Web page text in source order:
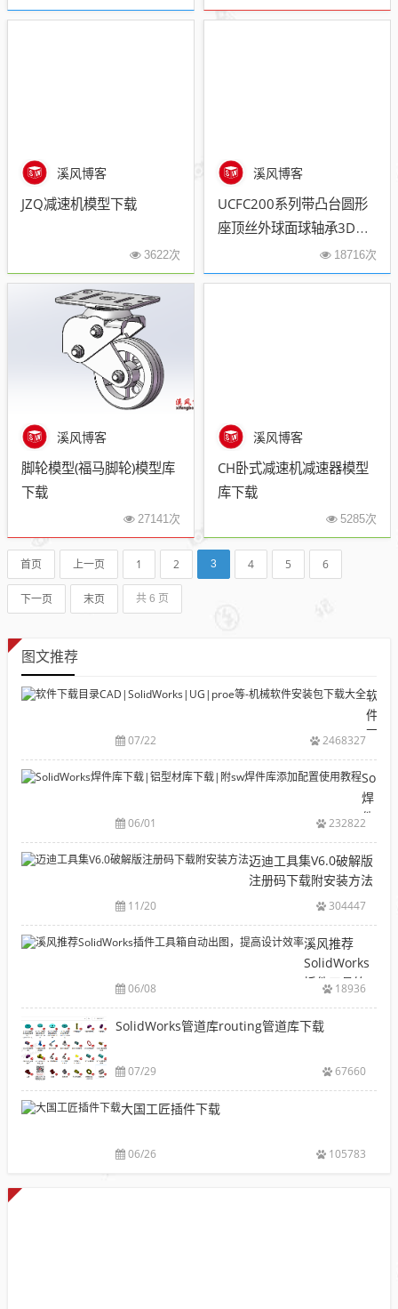
溪风博客
JZQ减速机模型下载
3622次
溪风博客
UCFC200系列带凸台圆形
座顶丝外球面球轴承3D模
型下载附尺寸规格表18716次
溪风博客
脚轮模型(福马脚轮)模型库
下载
27141次
溪风博客
CH卧式减速机减速器模型
库下载
5285次
首页 上一页 1 2 3 4 5 6
下一页 末页 共 6 页
图文推荐
软
件
下
目
录
机
械
软
安
包
载
07/22 2468327
焊
件
下
载|
型
下
载|
附
件
库
配
06/01 232822
迈迪工具集V6.0破解版
注册码下载附安装方法
11/20 304447
溪风推荐
SolidWorks
插件工具箱
提高设计效
06/08 18936
SolidWorks管道库routing管道库下载
07/29 67660
大国工匠插件下载
06/26 105783